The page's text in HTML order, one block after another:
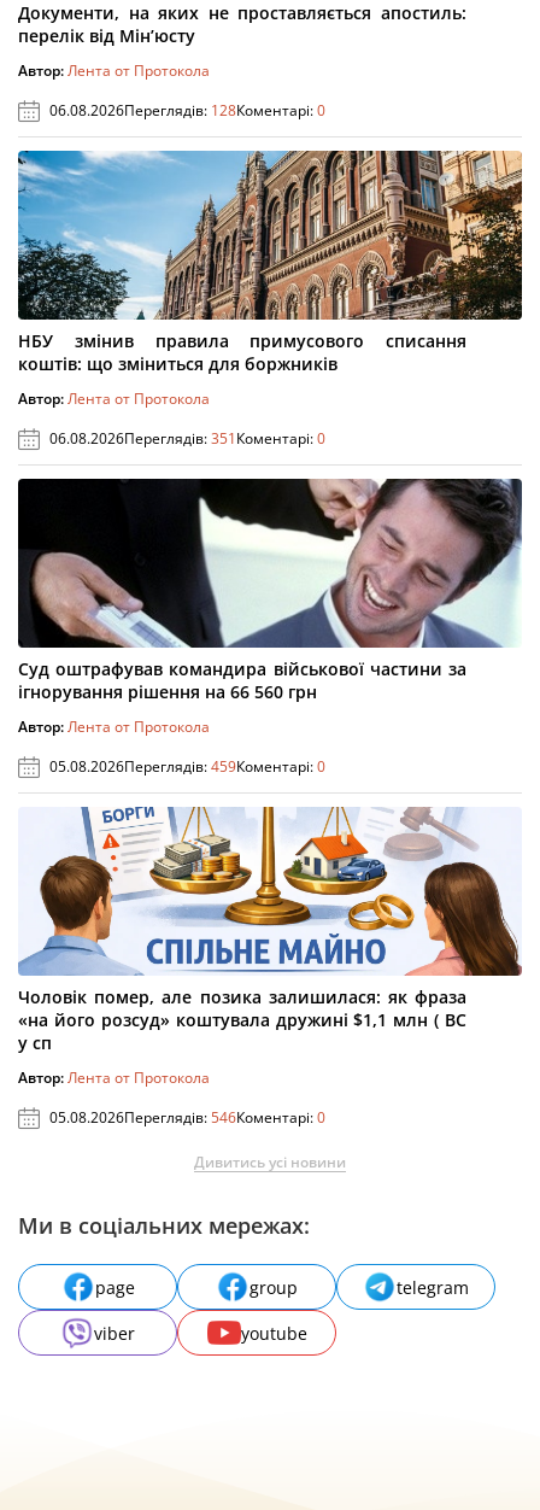
Документи, на яких не проставляється апостиль:
перелік від Мін’юсту
Автор:Лента от Протокола
06.08.2026Переглядів: 128Коментарі:0
НБУ змінив правила примусового списання
коштів: що зміниться для боржників
Автор:Лента от Протокола
06.08.2026Переглядів:351Коментарі:0
Суд оштрафував командира військової частини за
ігнорування рішення на 66 560 грн
Автор:Лента от Протокола
05.08.2026Переглядів:459Коментарі:0
Чоловік помер, але позика залишилася: як фраза
«на його розсуд» коштувала дружині $1,1 млн ( ВС
у сп
Автор:Лента от Протокола
05.08.2026Переглядів:546Коментарі:0
Дивитись усі новини
Ми в соціальних мережах:
page group
telegram
viber
youtube